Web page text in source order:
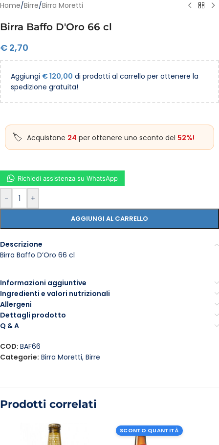
Home/Birre/Birra Moretti
Birra Baffo D'Oro 66 cl
€ 2,70
Aggiungi €120,00 di prodotti al carrello per ottenere la
spedizione gratuita!
Acquistane 24 per ottenere uno sconto del 52%!
- +
AGGIUNGI AL CARRELLO
Richiedi assistenza su WhatsApp
Descrizione
Birra Baffo D’Oro 66 cl
Informazioni aggiuntive
Ingredienti e valori nutrizionali
Allergeni
Dettagli prodotto
Q & A
COD: BAF66
Categorie: Birra Moretti, Birre
Prodotti correlati
SCONTO QUANTITÀ